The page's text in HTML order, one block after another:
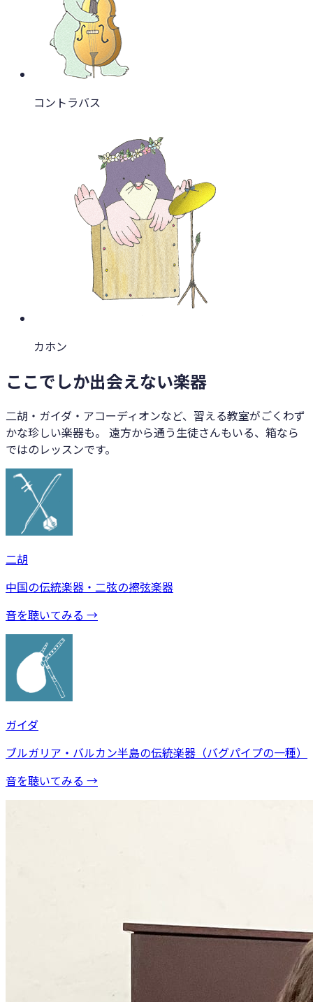
コントラバス
カホン
ここでしか出会えない楽器
二胡・ガイダ・アコーディオンなど、習える教室がごくわず
かな珍しい楽器も。 遠方から通う生徒さんもいる、箱なら
ではのレッスンです。
二胡
中国の伝統楽器・二弦の擦弦楽器
音を聴いてみる →
ガイダ
ブルガリア・バルカン半島の伝統楽器（バグパイプの一種）
音を聴いてみる →